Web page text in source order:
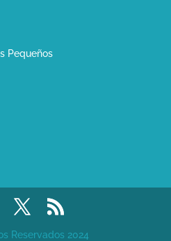
Pequeños
Reservados 2024